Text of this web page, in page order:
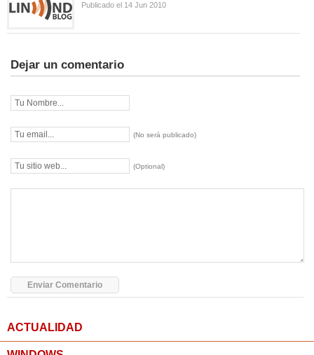
Publicado el 14 Jun 2010
Dejar un comentario
(No será publicado)
(Optional)
ACTUALIDAD